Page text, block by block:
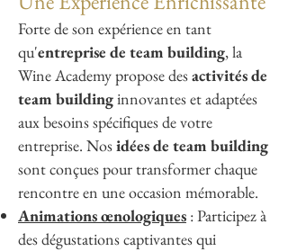
Forte de son expérience en tant
qu'entreprise de team building, la
Wine Academy propose desactivités de
team buildinginnovantes et adaptées
aux besoins spécifiques de votre
entreprise. Nosidées de team building
sont conçues pour transformer chaque
rencontre en une occasion mémorable.
Animations œnologiques : Participez à
des dégustations captivantes qui